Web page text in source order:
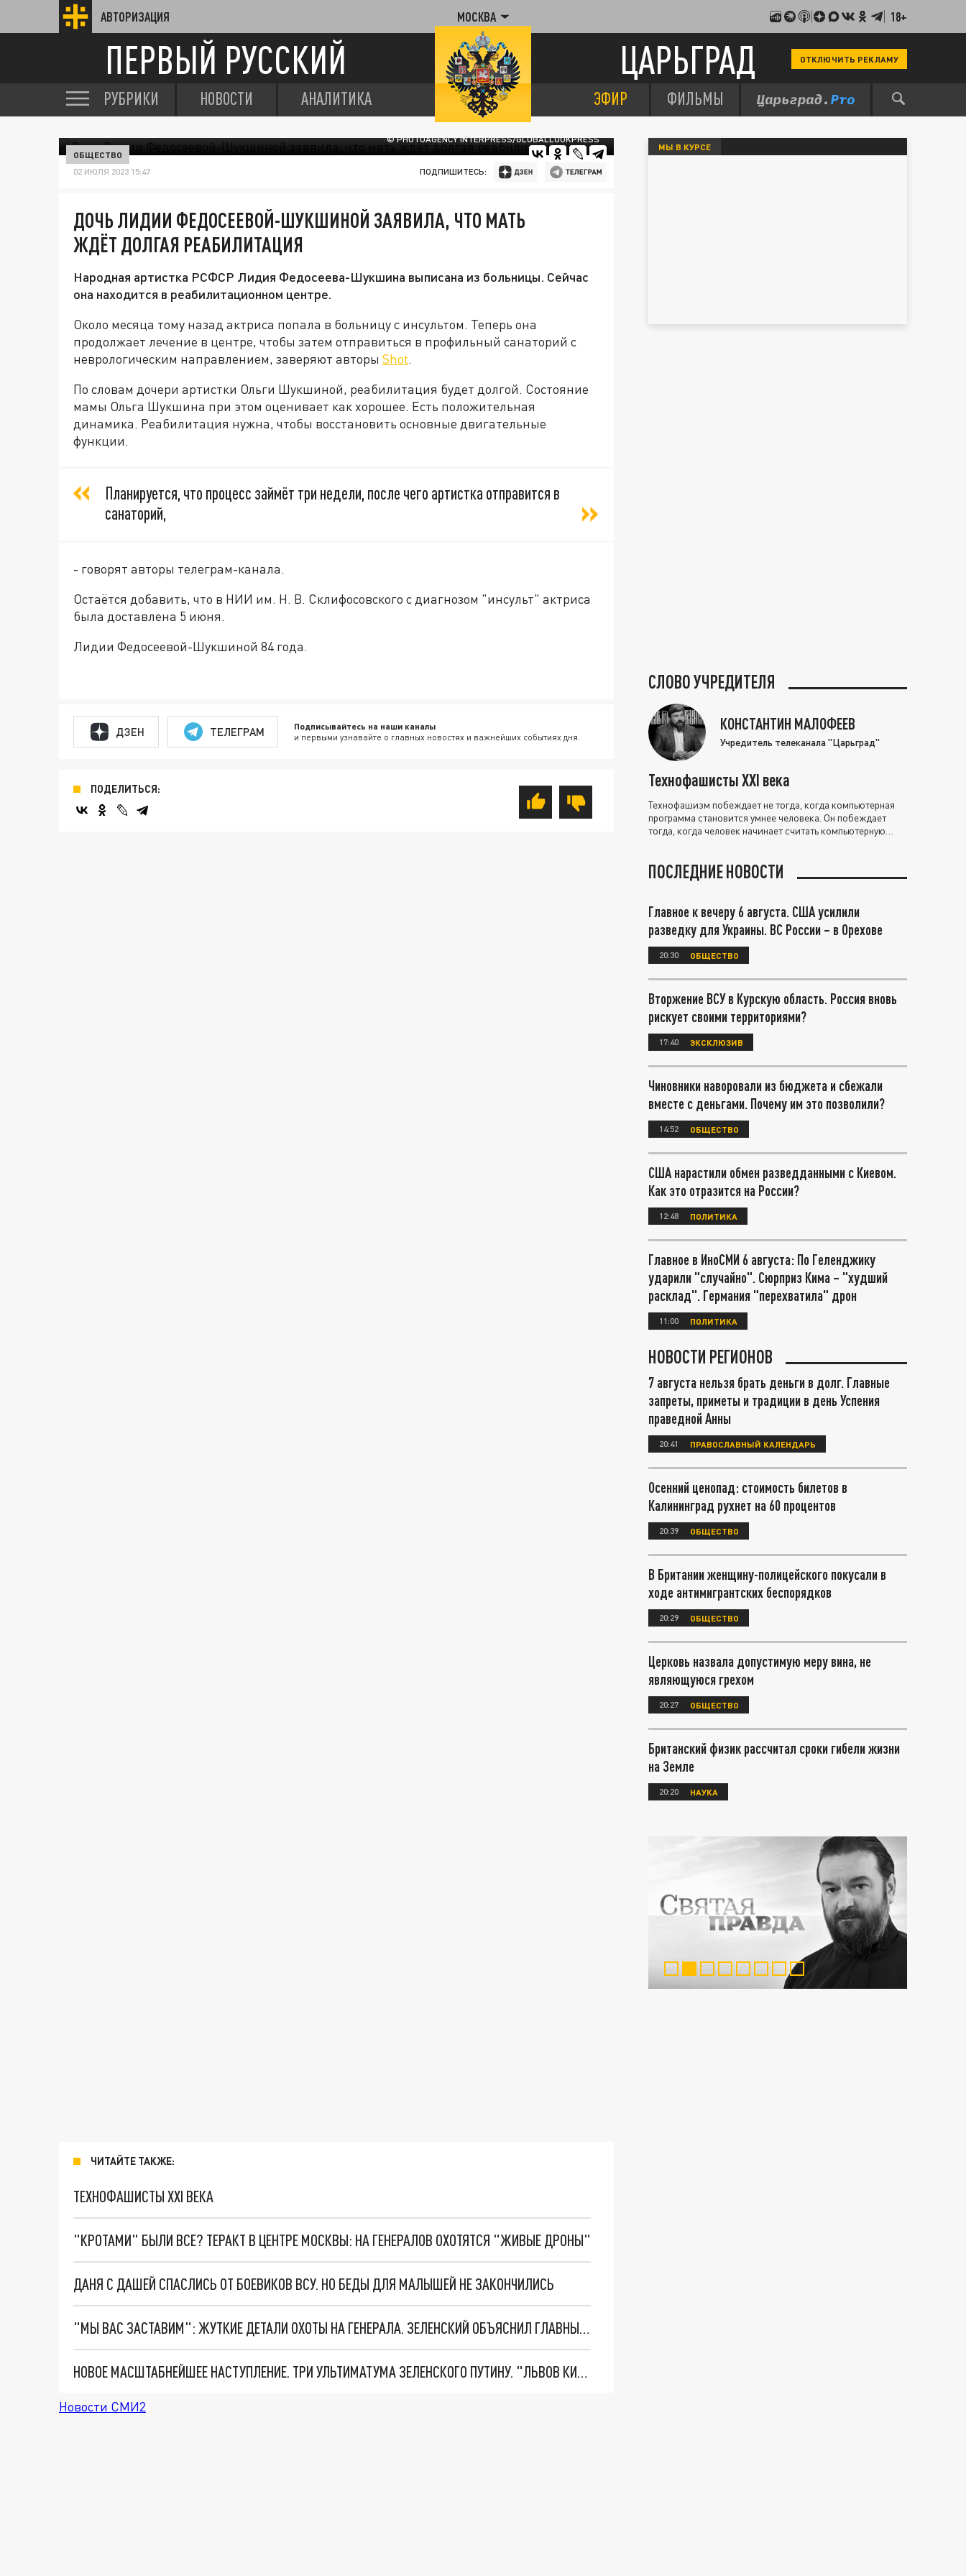
АВТОРИЗАЦИЯ МОСКВА 18+
ПЕРВЫЙ РУССКИЙ ЦАРЬГРАД ОТКЛЮЧИТЬ РЕКЛАМУ
РУБРИКИ НОВОСТИ АНАЛИТИКА ЭФИР ФИЛЬМЫ
© PHOTOAGENCY INTERPRESS/GLOBALLOOKPRESS
ОБЩЕСТВО
02 ИЮЛЯ 2023 15:47 ПОДПИШИТЕСЬ:
ДОЧЬ ЛИДИИ ФЕДОСЕЕВОЙ-ШУКШИНОЙ ЗАЯВИЛА, ЧТО МАТЬ
ЖДЁТ ДОЛГАЯ РЕАБИЛИТАЦИЯ
Народная артистка РСФСР Лидия Федосеева-Шукшина выписана из больницы. Сейчас
она находится в реабилитационном центре.
Около месяца тому назад актриса попала в больницу с инсультом. Теперь она
продолжает лечение в центре, чтобы затем отправиться в профильный санаторий с
неврологическим направлением, заверяют авторы Shot.
По словам дочери артистки Ольги Шукшиной, реабилитация будет долгой. Состояние
мамы Ольга Шукшина при этом оценивает как хорошее. Есть положительная
динамика. Реабилитация нужна, чтобы восстановить основные двигательные
функции.
Планируется, что процесс займёт три недели, после чего артистка отправится в
санаторий,
- говорят авторы телеграм-канала.
Остаётся добавить, что в НИИ им. Н. В. Склифосовского с диагнозом "инсульт" актриса
была доставлена 5 июня.
Лидии Федосеевой-Шукшиной 84 года.
ДЗЕН ТЕЛЕГРАМ Подписывайтесь на наши каналы
и первыми узнавайте о главных новостях и важнейших событиях дня.
ПОДЕЛИТЬСЯ:
ЧИТАЙТЕ ТАКЖЕ:
ТЕХНОФАШИСТЫ XXI ВЕКА
"КРОТАМИ" БЫЛИ ВСЕ? ТЕРАКТ В ЦЕНТРЕ МОСКВЫ: НА ГЕНЕРАЛОВ ОХОТЯТСЯ "ЖИВЫЕ ДРОНЫ"
ДАНЯ С ДАШЕЙ СПАСЛИСЬ ОТ БОЕВИКОВ ВСУ. НО БЕДЫ ДЛЯ МАЛЫШЕЙ НЕ ЗАКОНЧИЛИСЬ
"МЫ ВАС ЗАСТАВИМ": ЖУТКИЕ ДЕТАЛИ ОХОТЫ НА ГЕНЕРАЛА. ЗЕЛЕНСКИЙ ОБЪЯСНИЛ ГЛАВНЫЙ СМЫСЛ ТЕРАКТА В ЦЕНТРЕ МОСКВЫ
НОВОЕ МАСШТАБНЕЙШЕЕ НАСТУПЛЕНИЕ. ТРИ УЛЬТИМАТУМА ЗЕЛЕНСКОГО ПУТИНУ. "ЛЬВОВ КИМА" ПОСТАВЯТ НА ПВО? ГЛОБАЛЬНЫЙ ПРОРЫВ ПОД ЗАПОРОЖЬЕМ
Новости СМИ2
МЫ В КУРСЕ
СЛОВО УЧРЕДИТЕЛЯ
КОНСТАНТИН МАЛОФЕЕВ
Учредитель телеканала "Царьград"
Технофашисты XXI века
Технофашизм побеждает не тогда, когда компьютерная
программа становится умнее человека. Он побеждает
тогда, когда человек начинает считать компьютерную
ПОСЛЕДНИЕ НОВОСТИ
Главное к вечеру 6 августа. США усилили
разведку для Украины. ВС России – в Орехове
20:30 ОБЩЕСТВО
Вторжение ВСУ в Курскую область. Россия вновь
рискует своими территориями?
17:40 ЭКСКЛЮЗИВ
Чиновники наворовали из бюджета и сбежали
вместе с деньгами. Почему им это позволили?
14:52 ОБЩЕСТВО
США нарастили обмен разведданными с Киевом.
Как это отразится на России?
12:48 ПОЛИТИКА
Главное в ИноСМИ 6 августа: По Геленджику
ударили "случайно". Сюрприз Кима – "худший
расклад". Германия "перехватила" дрон
11:00 ПОЛИТИКА
НОВОСТИ РЕГИОНОВ
7 августа нельзя брать деньги в долг. Главные
запреты, приметы и традиции в день Успения
праведной Анны
20:41 ПРАВОСЛАВНЫЙ КАЛЕНДАРЬ
Осенний ценопад: стоимость билетов в
Калининград рухнет на 60 процентов
20:39 ОБЩЕСТВО
В Британии женщину-полицейского покусали в
ходе антимигрантских беспорядков
20:29 ОБЩЕСТВО
Церковь назвала допустимую меру вина, не
являющуюся грехом
20:27 ОБЩЕСТВО
Британский физик рассчитал сроки гибели жизни
на Земле
20:20 НАУКА